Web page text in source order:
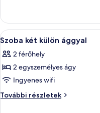
ággyal
részletei
A
következő
szoba
összes
képének
megtekintése:
4
Szoba két külön ággyal
2 férőhely
2 egyszemélyes ágy
Ingyenes wifi
További részletek
Szoba